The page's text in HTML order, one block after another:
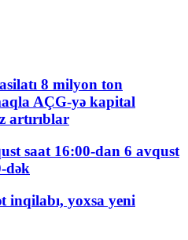
8 milyon ton
AÇG-yə kapital
artırıblar
saat 16:00-dan 6 avqust
dək
inqilabı, yoxsa yeni